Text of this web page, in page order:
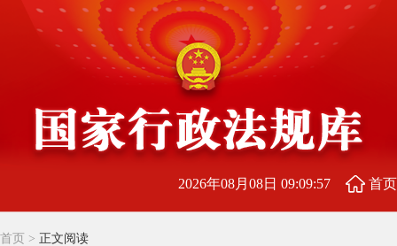
2026年08月08日 09:09:57 首页
首页 > 正文阅读